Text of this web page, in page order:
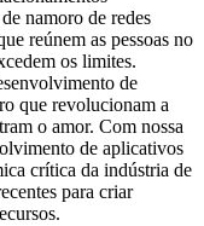
namoro de redes
reúnem as pessoas no
os limites.
de
que revolucionam a
o amor. Com nossa
de aplicativos
crítica da indústria de
para criar